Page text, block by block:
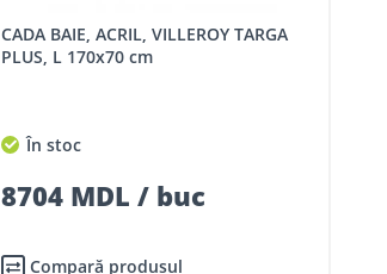
CADA BAIE, ACRIL, VILLEROY TARGA
PLUS, L 170x70 cm
În stoc
8704 MDL / buc
Compară produsul